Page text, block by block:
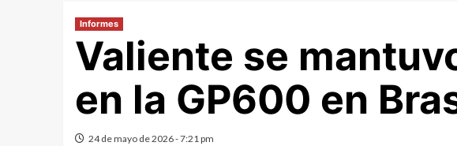
Informes
Valiente se
en la GP600 en
24 de mayo de 2026 - 7:21 pm